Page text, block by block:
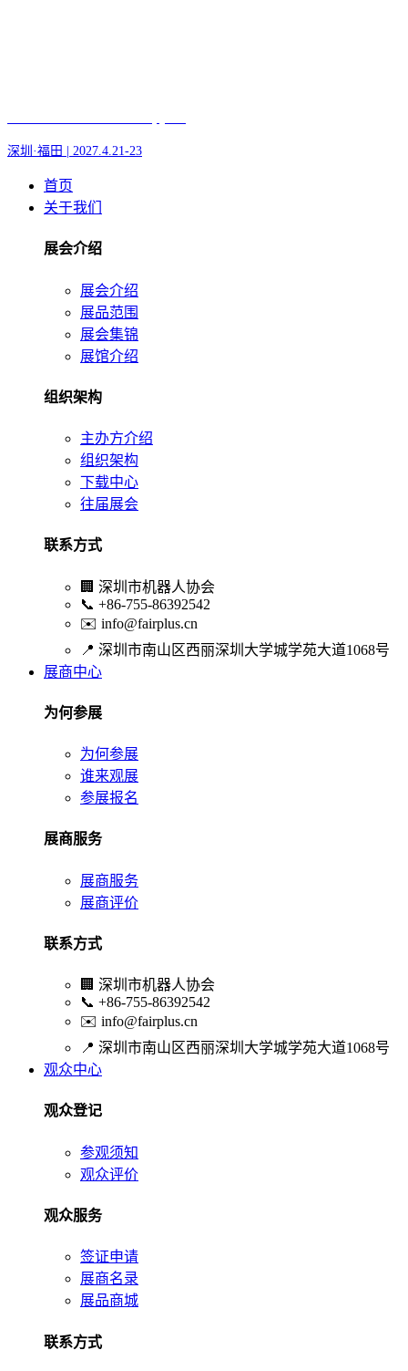
深圳·福田 | 2027.4.21-23
首页
关于我们
展会介绍
展会介绍
展品范围
展会集锦
展馆介绍
组织架构
主办方介绍
组织架构
下载中心
往届展会
联系方式
🏢 深圳市机器人协会
📞 +86-755-86392542
✉️ info@fairplus.cn
📍 深圳市南山区西丽深圳大学城学苑大道1068号
展商中心
为何参展
为何参展
谁来观展
参展报名
展商服务
展商服务
展商评价
联系方式
🏢 深圳市机器人协会
📞 +86-755-86392542
✉️ info@fairplus.cn
📍 深圳市南山区西丽深圳大学城学苑大道1068号
观众中心
观众登记
参观须知
观众评价
观众服务
签证申请
展商名录
展品商城
联系方式